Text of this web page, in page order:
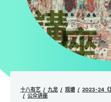
十八有艺 九龙 观塘
2023-24《
公众讲座